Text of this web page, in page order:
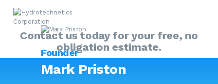
Contact us today for your free, no
obligation estimate.
Mark Priston
HOME
ABOUT
Founder
E-mail:mark-priston@example.com